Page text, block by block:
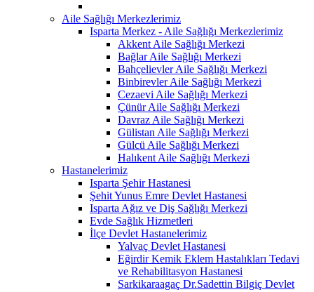
Aile Sağlığı Merkezlerimiz
Isparta Merkez - Aile Sağlığı Merkezlerimiz
Akkent Aile Sağlığı Merkezi
Bağlar Aile Sağlığı Merkezi
Bahçelievler Aile Sağlığı Merkezi
Binbirevler Aile Sağlığı Merkezi
Cezaevi Aile Sağlığı Merkezi
Çünür Aile Sağlığı Merkezi
Davraz Aile Sağlığı Merkezi
Gülistan Aile Sağlığı Merkezi
Gülcü Aile Sağlığı Merkezi
Halıkent Aile Sağlığı Merkezi
Hastanelerimiz
Isparta Şehir Hastanesi
Şehit Yunus Emre Devlet Hastanesi
Isparta Ağız ve Diş Sağlığı Merkezi
Evde Sağlık Hizmetleri
İlçe Devlet Hastanelerimiz
Yalvaç Devlet Hastanesi
Eğirdir Kemik Eklem Hastalıkları Tedavi
ve Rehabilitasyon Hastanesi
Sarkikaraagaç Dr.Sadettin Bilgiç Devlet